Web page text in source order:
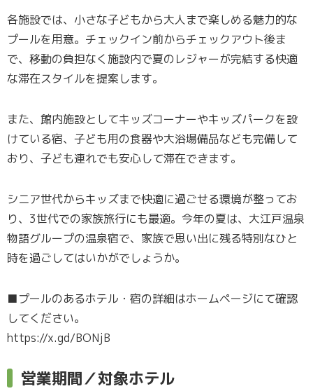
各施設では、小さな子どもから大人まで楽しめる魅力的な
プールを用意。チェックイン前からチェックアウト後ま
で、移動の負担なく施設内で夏のレジャーが完結する快適
な滞在スタイルを提案します。
また、館内施設としてキッズコーナーやキッズパークを設
けている宿、子ども用の食器や大浴場備品なども完備して
おり、子ども連れでも安心して滞在できます。
シニア世代からキッズまで快適に過ごせる環境が整ってお
り、3世代での家族旅行にも最適。今年の夏は、大江戸温泉
物語グループの温泉宿で、家族で思い出に残る特別なひと
時を過ごしてはいかがでしょうか。
■プールのあるホテル・宿の詳細はホームページにて確認
してください。
https://x.gd/BONjB
営業期間／対象ホテル